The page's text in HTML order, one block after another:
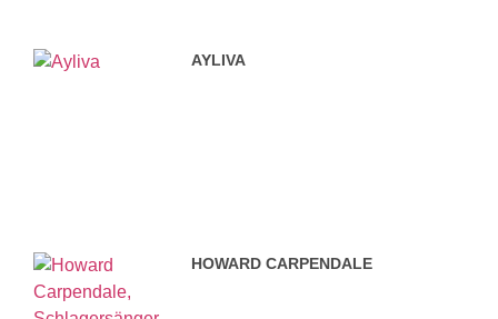
AYLIVA
HOWARD CARPENDALE